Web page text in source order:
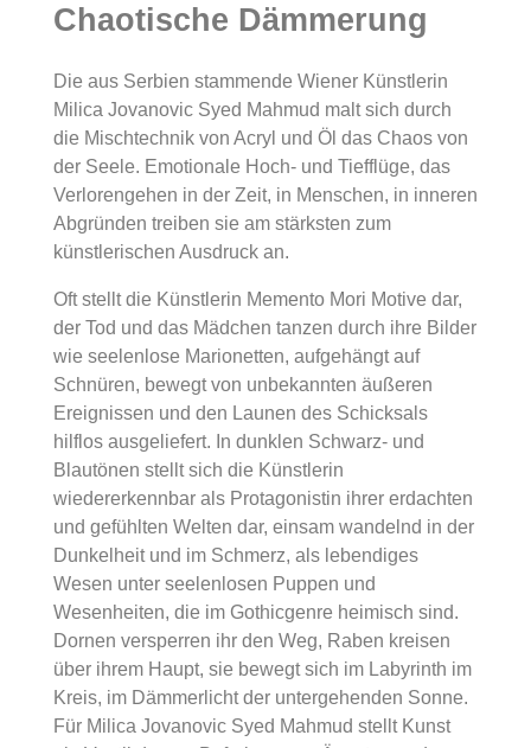
bewusst den Betrachter dazu führen sollen,
sollen Empfindungen und Gefühle ausgelöst
werden.
In einigen Fällen können künstlerische Werke
Emotionen bewirken.
Das Anregen, darüber nachzudenken, sich zu
wundern, oder so wie in Kindertagen sich in
eine Fantasiewelt zu begeben, kann so
Chaotische Dämmerung
Die aus Serbien stammende Wiener Künstlerin
Milica Jovanovic Syed Mahmud malt sich durch
die Mischtechnik von Acryl und Öl das Chaos von
der Seele. Emotionale Hoch- und Tiefflüge, das
Verlorengehen in der Zeit, in Menschen, in inneren
Abgründen treiben sie am stärksten zum
künstlerischen Ausdruck an.
Oft stellt die Künstlerin Memento Mori Motive dar,
der Tod und das Mädchen tanzen durch ihre Bilder
wie seelenlose Marionetten, aufgehängt auf
Schnüren, bewegt von unbekannten äußeren
Ereignissen und den Launen des Schicksals
hilflos ausgeliefert. In dunklen Schwarz- und
Blautönen stellt sich die Künstlerin
wiedererkennbar als Protagonistin ihrer erdachten
und gefühlten Welten dar, einsam wandelnd in der
Dunkelheit und im Schmerz, als lebendiges
Wesen unter seelenlosen Puppen und
Wesenheiten, die im Gothicgenre heimisch sind.
Dornen versperren ihr den Weg, Raben kreisen
über ihrem Haupt, sie bewegt sich im Labyrinth im
Kreis, im Dämmerlicht der untergehenden Sonne.
Für Milica Jovanovic Syed Mahmud stellt Kunst